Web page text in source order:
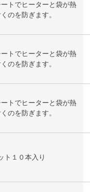
トでヒーターと袋が熱
のを防ぎます。
トでヒーターと袋が熱
のを防ぎます。
トでヒーターと袋が熱
のを防ぎます。
ト１０本入り